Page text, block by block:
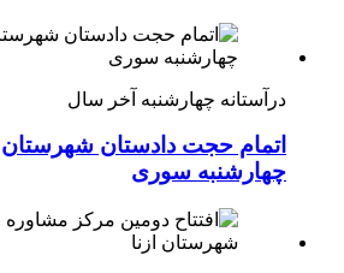
درآستانه چهارشنبه آخر سال
اتمام حجت دادستان
چهارشنبه ‌سوری